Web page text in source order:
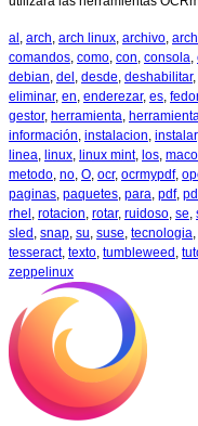
al , arch, arch linux, archivo,
comandos, como, con, consola,
debian, del , desde, deshabilitar,
eliminar, en, enderezar, es,
gestor, herramienta,
información, instalacion, instalar
linea, linux, linux mint, los,
metodo, no, O, ocr, ocrmypdf,
paginas, paquetes, para, pdf,
rhel , rotacion, rotar, ruidoso, se,
sled , snap, su, suse, tecnologia,
tesseract, texto, tumbleweed ,
zeppelinux